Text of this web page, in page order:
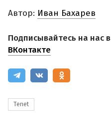
Автор: Иван Бахарев
Подписывайтесь на нас в
ВКонтакте
Tenet